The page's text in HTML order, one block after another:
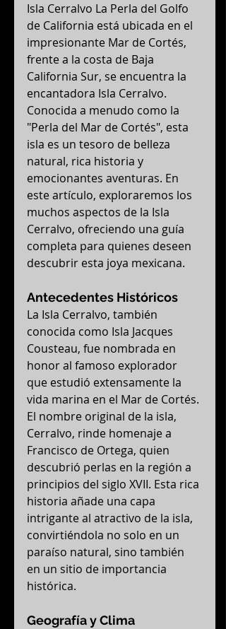
Isla Cerralvo La Perla del Golfo
de California está ubicada en el
impresionante Mar de Cortés,
frente a la costa de Baja
California Sur, se encuentra la
encantadora Isla Cerralvo.
Conocida a menudo como la
"Perla del Mar de Cortés", esta
isla es un tesoro de belleza
natural, rica historia y
emocionantes aventuras. En
este artículo, exploraremos los
muchos aspectos de la Isla
Cerralvo, ofreciendo una guía
completa para quienes deseen
descubrir esta joya mexicana.
Antecedentes Históricos
La Isla Cerralvo, también
conocida como Isla Jacques
Cousteau, fue nombrada en
honor al famoso explorador
que estudió extensamente la
vida marina en el Mar de Cortés.
El nombre original de la isla,
Cerralvo, rinde homenaje a
Francisco de Ortega, quien
descubrió perlas en la región a
principios del siglo XVII. Esta rica
historia añade una capa
intrigante al atractivo de la isla,
convirtiéndola no solo en un
paraíso natural, sino también
en un sitio de importancia
histórica.
Geografía y Clima